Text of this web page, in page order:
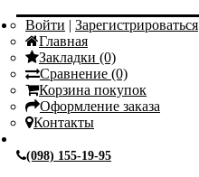
Войти | Зарегистрироваться
Главная
Закладки (0)
Сравнение (0)
Корзина покупок
Оформление заказа
Контакты
(098) 155-19-95